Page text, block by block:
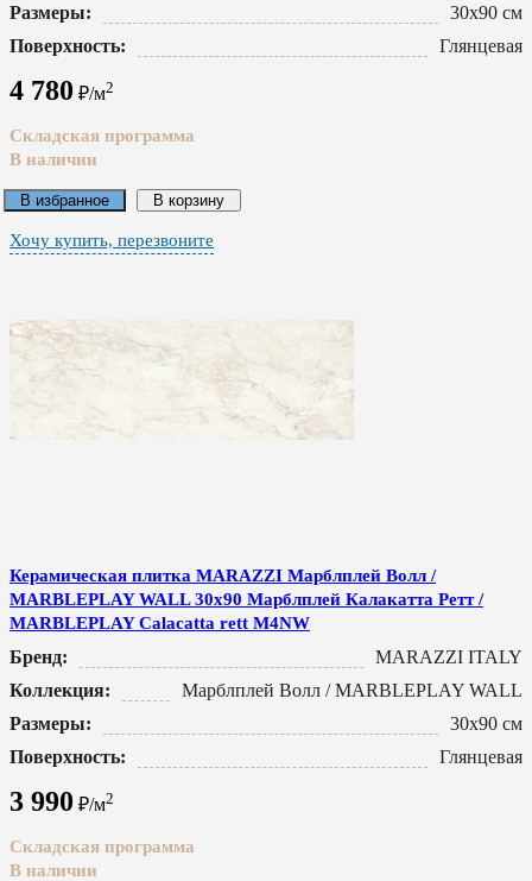
Размеры:
30x90 см
Поверхность:
Глянцевая
4 780 ₽/м2
Складская программа
В наличии
В избранное В корзину
Хочу купить, перезвоните
Керамическая плитка MARAZZI Марблплей Волл /
MARBLEPLAY WALL 30x90 Марблплей Калакатта Ретт /
MARBLEPLAY Calacatta rett M4NW
Бренд:
MARAZZI ITALY
Коллекция:
Марблплей Волл / MARBLEPLAY WALL
Размеры:
30x90 см
Поверхность:
Глянцевая
3 990 ₽/м2
Складская программа
В наличии